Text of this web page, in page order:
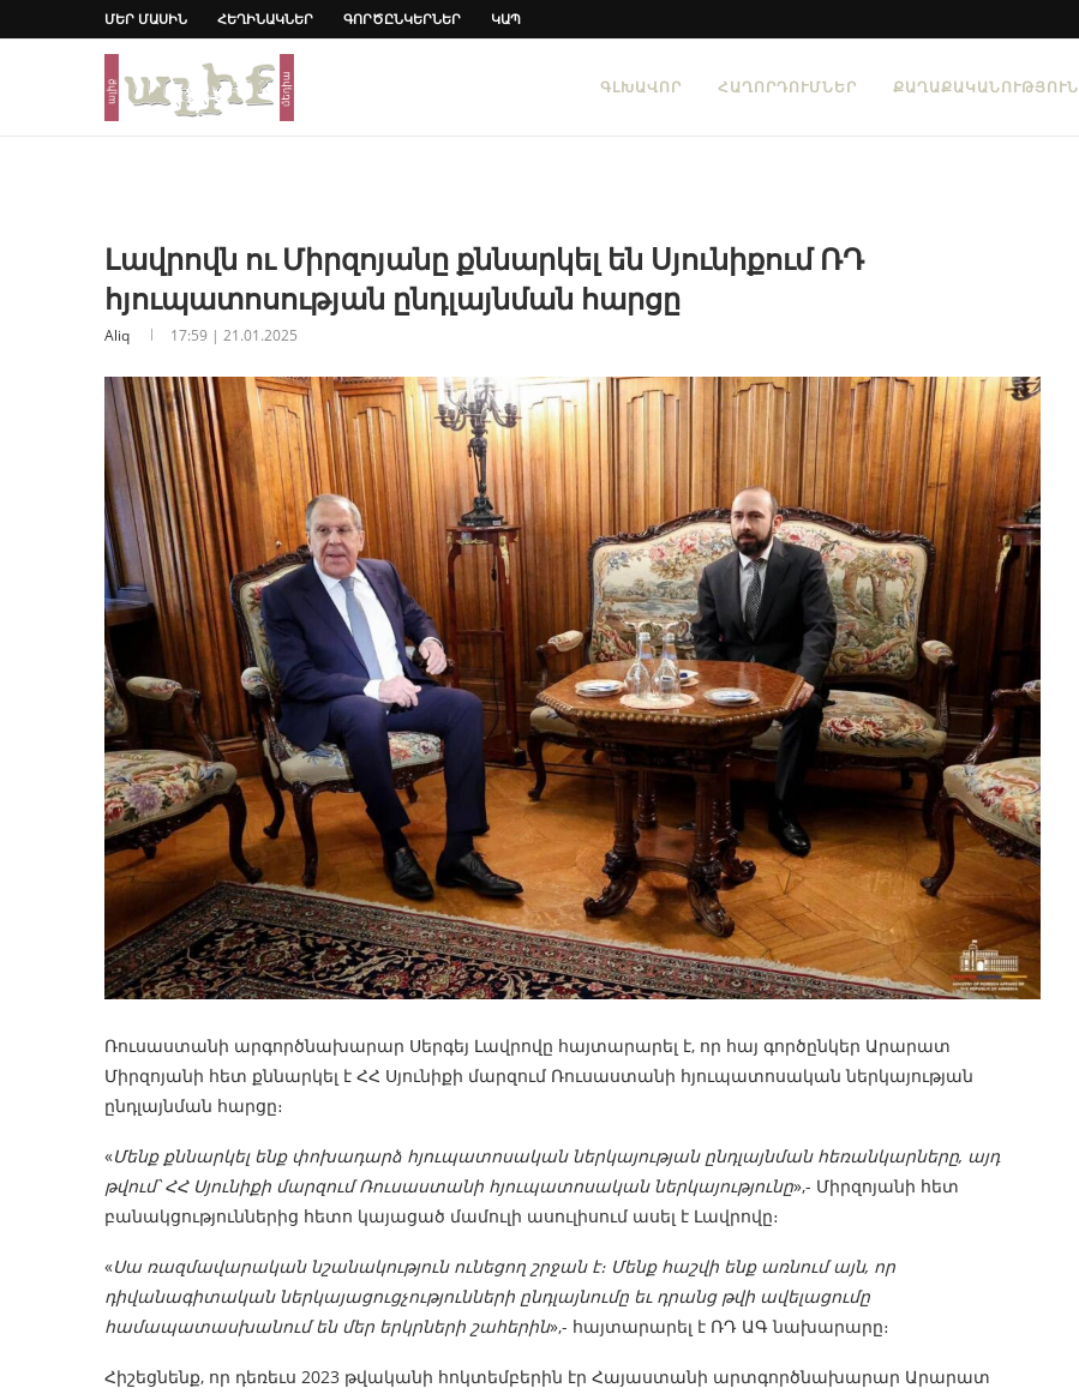
ՄԵՐ ՄԱՍԻՆ ՀԵՂԻՆԱԿՆԵՐ ԳՈՐԾԸՆԿԵՐՆԵՐ ԿԱՊ
ԳԼԽԱՎՈՐ ՀԱՂՈՐԴՈՒՄՆԵՐ ՔԱՂԱՔԱԿԱՆՈՒԹՅՈՒՆ
Լավրովն ու Միրզոյանը քննարկել են Սյունիքում ՌԴ
հյուպատոսության ընդլայնման հարցը
Aliq 17:59 | 21.01.2025
Ռուսաստանի արգործնախարար Սերգեյ Լավրովը հայտարարել է, որ հայ գործընկեր Արարատ
Միրզոյանի հետ քննարկել է ՀՀ Սյունիքի մարզում Ռուսաստանի հյուպատոսական ներկայության
ընդլայնման հարցը։
«Մենք քննարկել ենք փոխադարձ հյուպատոսական ներկայության ընդլայնման հեռանկարները, այդ
թվում՝ ՀՀ Սյունիքի մարզում Ռուսաստանի հյուպատոսական ներկայությունը»,- Միրզոյանի հետ
բանակցություններից հետո կայացած մամուլի ասուլիսում ասել է Լավրովը։
«Սա ռազմավարական նշանակություն ունեցող շրջան է։ Մենք հաշվի ենք առնում այն, որ
դիվանագիտական ​​ներկայացուցչությունների ընդլայնումը եւ դրանց թվի ավելացումը
համապատասխանում են մեր երկրների շահերին»,- հայտարարել է ՌԴ ԱԳ նախարարը։
Հիշեցնենք, որ դեռեւս 2023 թվականի հոկտեմբերին էր Հայաստանի արտգործնախարար Արարատ